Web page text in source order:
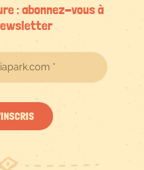
: abonnez-vous à